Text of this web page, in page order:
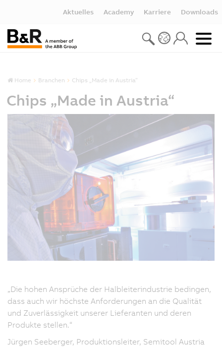
Aktuelles Academy Karriere Downloads
Home Branchen Chips „Made in Austria“
Chips „Made in Austria“
„Die hohen Ansprüche der Halbleiterindustrie bedingen,
dass auch wir höchste Anforderungen an die Qualität
und Zuverlässigkeit unserer Lieferanten und deren
Produkte stellen.“
Jürgen Seeberger, Produktionsleiter, Semitool Austria